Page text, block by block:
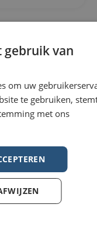
296m²
3
gebruik van
om uw
te gebruiken,
met ons